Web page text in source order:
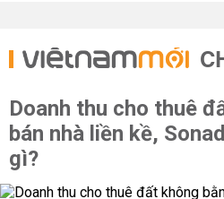
Doanh thu cho thuê
bán nhà liền kề,
gì?